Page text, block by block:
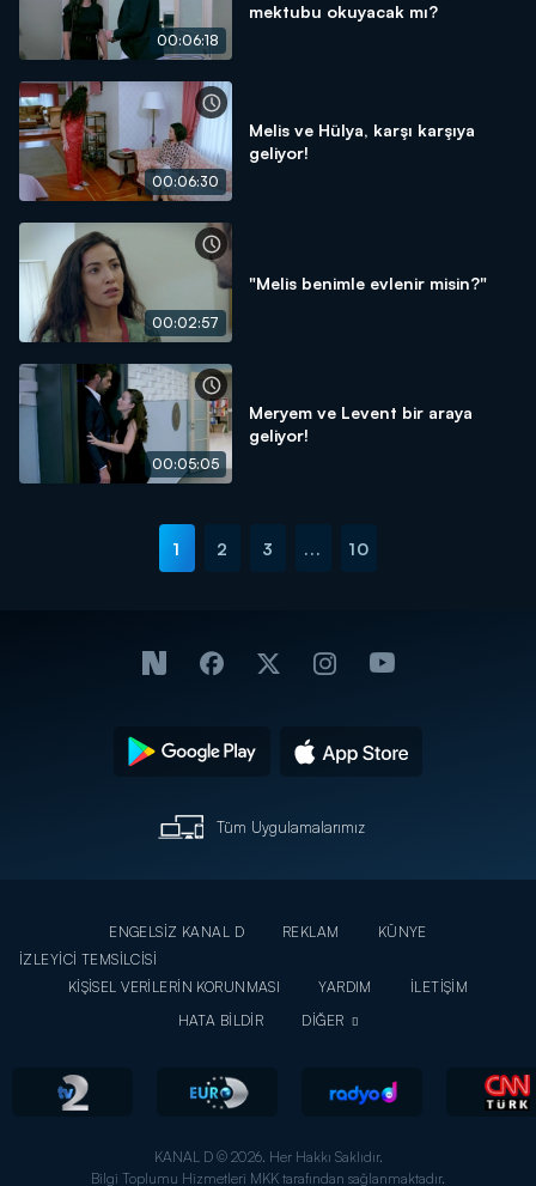
00:06:18
mektubu okuyacak mı?
00:06:30
Melis ve Hülya, karşı karşıya
geliyor!
00:02:57
"Melis benimle evlenir misin?"
00:05:05
Meryem ve Levent bir araya
geliyor!
1 2 3 ... 10
Tüm Uygulamalarımız
ENGELSİZ KANAL D REKLAM
KÜNYE
İZLEYİCİ TEMSİLCİSİ
KİŞİSEL VERİLERİN KORUNMASI
YARDIM
İLETİŞİM
HATA BİLDİR
DİĞER
KANAL D © 2026. Her Hakkı Saklıdır.
Bilgi Toplumu Hizmetleri MKK tarafından sağlanmaktadır.